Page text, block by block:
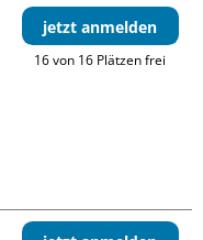
jetzt anmelden
16 von 16 Plätzen frei